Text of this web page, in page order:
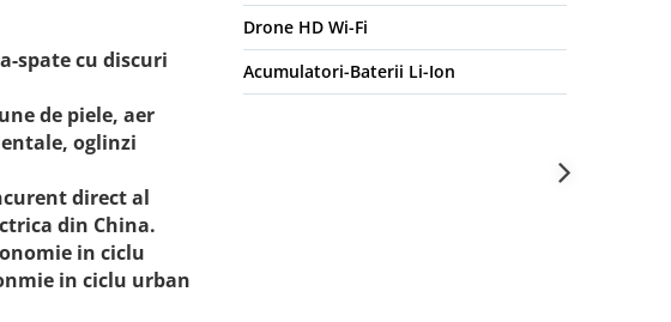
spate cu discuri
de piele, aer
oglinzi
direct al
din China.
in ciclu
in ciclu urban
Drone HD Wi-Fi
Acumulatori-Baterii Li-Ion